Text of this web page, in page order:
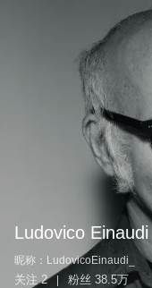
Ludovico Einaudi
昵称： LudovicoEinaudi_
关注 2 粉丝 38.5万